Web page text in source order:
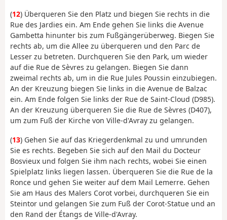
(12) Überqueren Sie den Platz und biegen Sie rechts in die
Rue des Jardies ein. Am Ende gehen Sie links die Avenue
Gambetta hinunter bis zum Fußgängerüberweg. Biegen Sie
rechts ab, um die Allee zu überqueren und den Parc de
Lesser zu betreten. Durchqueren Sie den Park, um wieder
auf die Rue de Sèvres zu gelangen. Biegen Sie dann
zweimal rechts ab, um in die Rue Jules Poussin einzubiegen.
An der Kreuzung biegen Sie links in die Avenue de Balzac
ein. Am Ende folgen Sie links der Rue de Saint-Cloud (D985).
An der Kreuzung überqueren Sie die Rue de Sèvres (D407),
um zum Fuß der Kirche von Ville-d'Avray zu gelangen.
(13) Gehen Sie auf das Kriegerdenkmal zu und umrunden
Sie es rechts. Begeben Sie sich auf den Mail du Docteur
Bosvieux und folgen Sie ihm nach rechts, wobei Sie einen
Spielplatz links liegen lassen. Überqueren Sie die Rue de la
Ronce und gehen Sie weiter auf dem Mail Lemerre. Gehen
Sie am Haus des Malers Corot vorbei, durchqueren Sie ein
Steintor und gelangen Sie zum Fuß der Corot-Statue und an
den Rand der Étangs de Ville-d'Avray.